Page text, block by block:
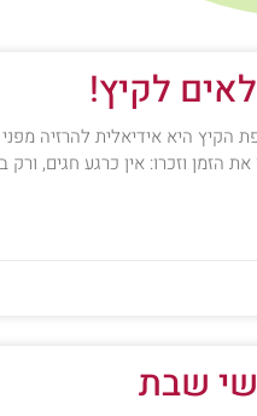
לקיץ!
הקיץ היא אידיאלית להרזיה
הזמן וזכרו: אין כרגע חגים, ורק
שבת